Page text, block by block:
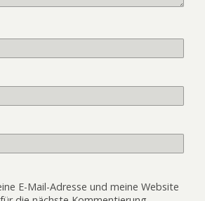
E-Mail-Adresse und meine Website